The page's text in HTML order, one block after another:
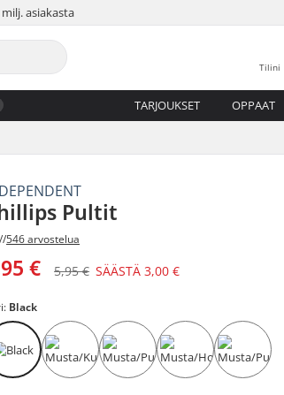
milj. asiakasta
Tilini
TARJOUKSET OPPAAT
Pultit
//546 arvostelua
€ 5,95 € SÄÄSTÄ3,00 €
Black